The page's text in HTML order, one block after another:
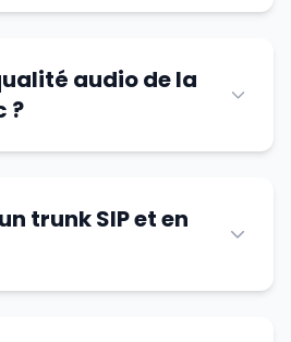
audio de la
?
trunk SIP et en